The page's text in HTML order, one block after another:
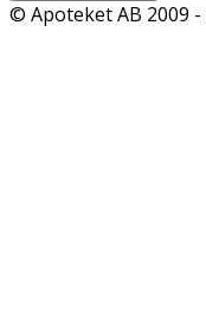
© Apoteket AB 2009 -